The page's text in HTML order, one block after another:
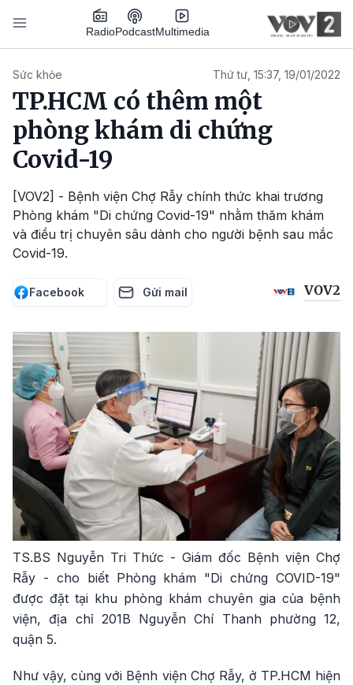
Nhảy đến nội dung
RadioPodcastMultimedia
Sức khỏe Thứ tư, 15:37, 19/01/2022
TP.HCM có thêm một
phòng khám di chứng
Covid-19
[VOV2] - Bệnh viện Chợ Rẫy chính thức khai trương
Phòng khám "Di chứng Covid-19" nhằm thăm khám
và điều trị chuyên sâu dành cho người bệnh sau mắc
Covid-19.
Facebook Gửi mail VOV2
TS.BS Nguyễn Tri Thức - Giám đốc Bệnh viện Chợ
Rẫy - cho biết Phòng khám "Di chứng COVID-19"
được đặt tại khu phòng khám chuyên gia của bệnh
viện, địa chỉ 201B Nguyễn Chí Thanh phường 12,
quận 5.
Như vậy, cùng với Bệnh viện Chợ Rẫy, ở TP.HCM hiện